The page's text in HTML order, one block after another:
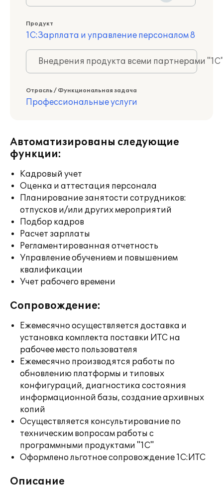
Продукт
1С:Зарплата и управление персоналом 8
Внедрения продукта всеми партнерами
Отрасль / Функциональная задача
Профессиональные услуги
Автоматизированы следующие
функции:
Кадровый учет
Оценка и аттестация персонала
Планирование занятости сотрудников:
отпусков и/или других мероприятий
Подбор кадров
Расчет зарплаты
Регламентированная отчетность
Управление обучением и повышением
квалификации
Учет рабочего времени
Сопровождение:
Ежемесячно осуществляется доставка и
установка комплекта поставки ИТС на
рабочее место пользователя
Ежемесячно производятся работы по
обновлению платформы и типовых
конфигураций, диагностика состояния
информационной базы, создание архивных
копий
Осуществляется консультирование по
техническим вопросам работы с
программными продуктами "1С"
Оформлено льготное сопровождение 1С:ИТС
Описание